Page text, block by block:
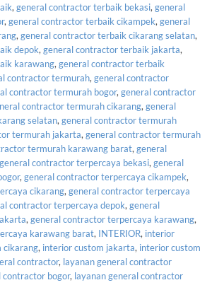
,general contractor terbaik bekasi,general
,general contractor terbaik cikampek,general
,general contractor terbaik cikarang selatan,
depok,general contractor terbaik jakarta,
karawang,general contractor terbaik
contractor termurah,general contractor
contractor termurah bogor,general contractor
contractor termurah cikarang,general
selatan,general contractor termurah
termurah jakarta,general contractor termurah
termurah karawang barat,general
general contractor terpercaya bekasi,general
,general contractor terpercaya cikampek,
cikarang,general contractor terpercaya
contractor terpercaya depok,general
,general contractor terpercaya karawang,
karawang barat, INTERIOR, interior
cikarang, interior custom jakarta, interior custom
contractor, layanan general contractor
contractor bogor, layanan general contractor